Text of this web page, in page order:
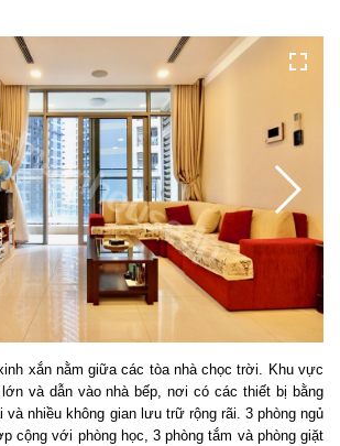
xắn nằm giữa các tòa nhà chọc trời. Khu vực
và dẫn vào nhà bếp, nơi có các thiết bị bằng
và nhiều không gian lưu trữ rộng rãi. 3 phòng ngủ
cộng với phòng học, 3 phòng tắm và phòng giặt